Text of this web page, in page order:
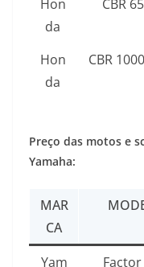
Hon
da
CBR
Hon
da
CBR
Preço das motos e
Yamaha:
MAR
CA
Yam